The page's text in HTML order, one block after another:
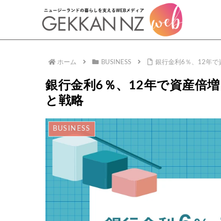
ホーム BUSINESS 銀行金利6％、12年で
銀行金利6％、12年で資産倍
と戦略
BUSINESS